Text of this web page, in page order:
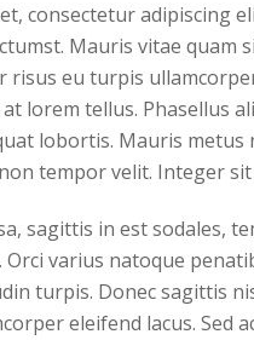
consectetur adipiscing
Mauris vitae
risus eu turpis
lorem tellus. Phasellus
lobortis. Mauris
tempor velit. Integer
sagittis in est sodales,
varius natoque
turpis. Donec sagittis
eleifend lacus. Sed